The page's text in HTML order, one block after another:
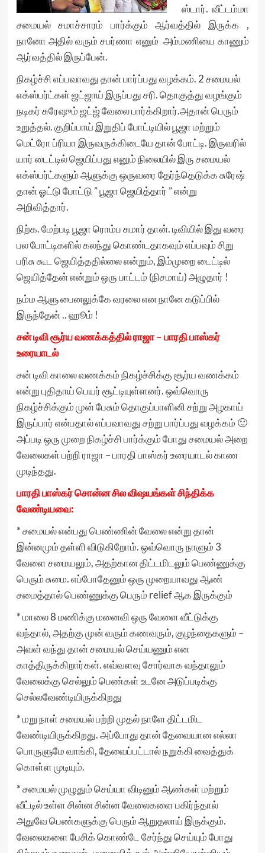
ஸ்டார். வீட்டம்மா
சமையல் சமாச்சாரம் பார்க்கும் ஆர்வத்தில் இருக்க ,
நானோ அதில் வரும் சபர்ணா எனும் அம்மணியை காணும்
ஆர்வத்தில் இருப்பேன்.
நிகழ்ச்சி எப்பவாவது தான் பார்ப்பது வழக்கம். 2 சமையல்
எக்ஸ்பர்ட்கள் ஜட்ஜாய் இருப்பது சரி. தொகுத்து வழங்கும்
நடிகர் சுரேஷும் ஜட்ஜ் வேலை பார்க்கிறார்.அதான் பெரும்
உறுத்தல். குறிப்பாய் இறுதிப் போட்டியில் பூஜா மற்றும்
மெட்ரோ ப்ரியா இருவருக்கிடையே தான் போட்டி. இருவரில்
யார் டைட்டில் ஜெயிப்பது எனும் நிலையில் இரு சமையல்
எக்ஸ்பர்ட்களும் ஆளுக்கு ஒருவரை தேர்ந்தெடுக்க சுரேஷ்
தான் ஓட்டு போட்டு ” பூஜா ஜெயித்தார் ” என்று
அறிவித்தார்.
நிற்க. மேற்படி பூஜா ரொம்ப சுமார் தான். டிவியில் இது வரை
பல போட்டிகளில் கலந்து கொண்டதாகவும் எப்பவும் சிறு
பரிசு கூட ஜெயித்ததில்லை என்றும், இம்முறை டைட்டில்
ஜெயித்தேன் என்றும் ஒரு பாட்டம் (நிசமாய்) அழுதார் !
நம்ம ஆளு பைனலுக்கே வரலை என நானே கடுப்பில்
இருந்தேன் .. ஹூம் !
சன் டிவி சூர்ய வணக்கத்தில் ராஜா – பாரதி பாஸ்கர்
உரையாடல்
சன் டிவி காலை வணக்கம் நிகழ்ச்சிக்கு சூர்ய வணக்கம்
என்று புதிதாய் பெயர் சூட்டியுள்ளனர். ஒவ்வொரு
நிகழ்ச்சிக்கும் முன் பேசும் தொகுப்பாளினி சற்று அழகாய்
இருப்பார் என்பதால் எப்பவாவது சற்று பார்ப்பது வழக்கம் 🙂
அப்படி ஒரு முறை நிகழ்ச்சி பார்க்கும் போது சமையல் அறை
வேலைகள் பற்றி ராஜா – பாரதி பாஸ்கர் உரையாடல் காண
முடிந்தது.
பாரதி பாஸ்கர் சொன்ன சில விஷயங்கள் சிந்திக்க
வேண்டியவை:
* சமையல் என்பது பெண்ணின் வேலை என்று தான்
இன்னமும் தள்ளி விடுகிறோம். ஒவ்வொரு நாளும் 3
வேளை சமையலும், அதற்கான திட்டமிடலும் பெண்ணுக்கு
பெரும் சுமை. எப்போதேனும் ஒரு முறையாவது ஆண்
சமைத்தால் பெண்ணுக்கு பெரும் relief ஆக இருக்கும்
* மாலை 8 மணிக்கு மனைவி ஒரு வேளை வீட்டுக்கு
வந்தால், அதற்கு முன் வரும் கணவரும், குழந்தைகளும் –
அவள் வந்து தான் சமையல் செய்யணும் என
காத்திருக்கிறார்கள். எவ்வளவு சோர்வாக வந்தாலும்
வேலைக்கு செல்லும் பெண்கள் உடனே அடுப்படிக்கு
செல்லவேண்டியிருக்கிறது
* மறு நாள் சமையல் பற்றி முதல் நாளே திட்டமிட
வேண்டியிருக்கிறது. அப்போது தான் தேவையான எல்லா
பொருளுமே வாங்கி, தேவைப்பட்டால் நறுக்கி வைத்துக்
கொள்ள முடியும்.
* சமையல் முழுதும் செய்யா விடினும் ஆண்கள் மற்றும்
வீட்டில் உள்ள சின்ன சின்ன வேலைகளை பகிர்ந்தால்
அதுவே பெண்களுக்கு பெரும் ஆறுதலாய் இருக்கும்.
வேலைகளை பேசிக் கொண்டே சேர்ந்து செய்யும் போது